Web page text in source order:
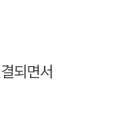
되면서